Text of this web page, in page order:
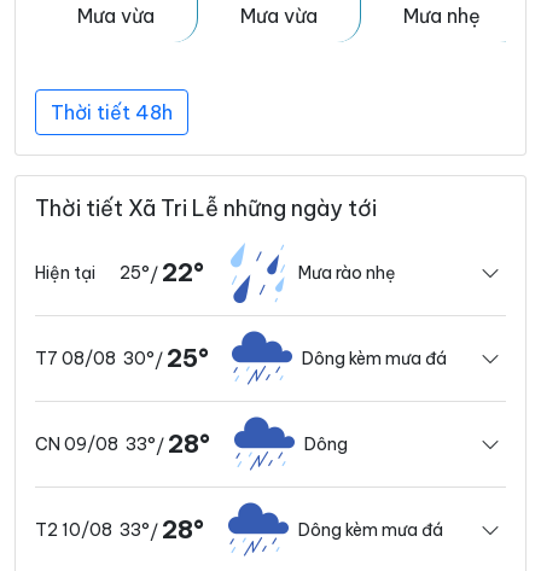
Mưa vừa
Mưa vừa
Mưa nhẹ
Thời tiết 48h
Thời tiết Xã Tri Lễ những ngày tới
Hiện tại 25°/ 22° Mưa rào nhẹ
T7 08/08 30°/ 25° Dông kèm mưa đá
CN 09/08 33°/ 28° Dông
T2 10/08 33°/ 28° Dông kèm mưa đá